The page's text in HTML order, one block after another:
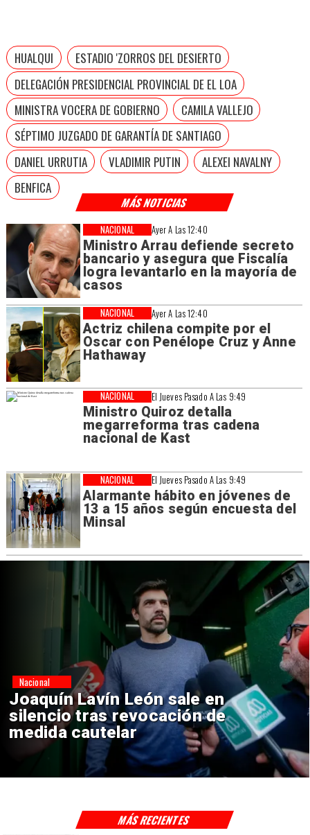
MÁS NOTICIAS
Ayer A Las 12:40
Ministro Arrau defiende secreto
bancario y asegura que Fiscalía
logra levantarlo en la mayoría de
casos
NACIONAL
Ayer A Las 12:40
Actriz chilena compite por el
Oscar con Penélope Cruz y Anne
Hathaway
NACIONAL
El Jueves Pasado A Las 9:49
Ministro Quiroz detalla
megarreforma tras cadena
nacional de Kast
NACIONAL
El Jueves Pasado A Las 9:49
Alarmante hábito en jóvenes de
13 a 15 años según encuesta del
Minsal
NACIONAL
HUALQUI
ESTADIO 'ZORROS DEL DESIERTO
DELEGACIÓN PRESIDENCIAL PROVINCIAL DE EL LOA
MINISTRA VOCERA DE GOBIERNO
CAMILA VALLEJO
SÉPTIMO JUZGADO DE GARANTÍA DE SANTIAGO
DANIEL URRUTIA
VLADIMIR PUTIN
ALEXEI NAVALNY
BENFICA
Chile y Venezuela formalizan
reinicio de relaciones
consulares
Nacional
MÁS RECIENTES